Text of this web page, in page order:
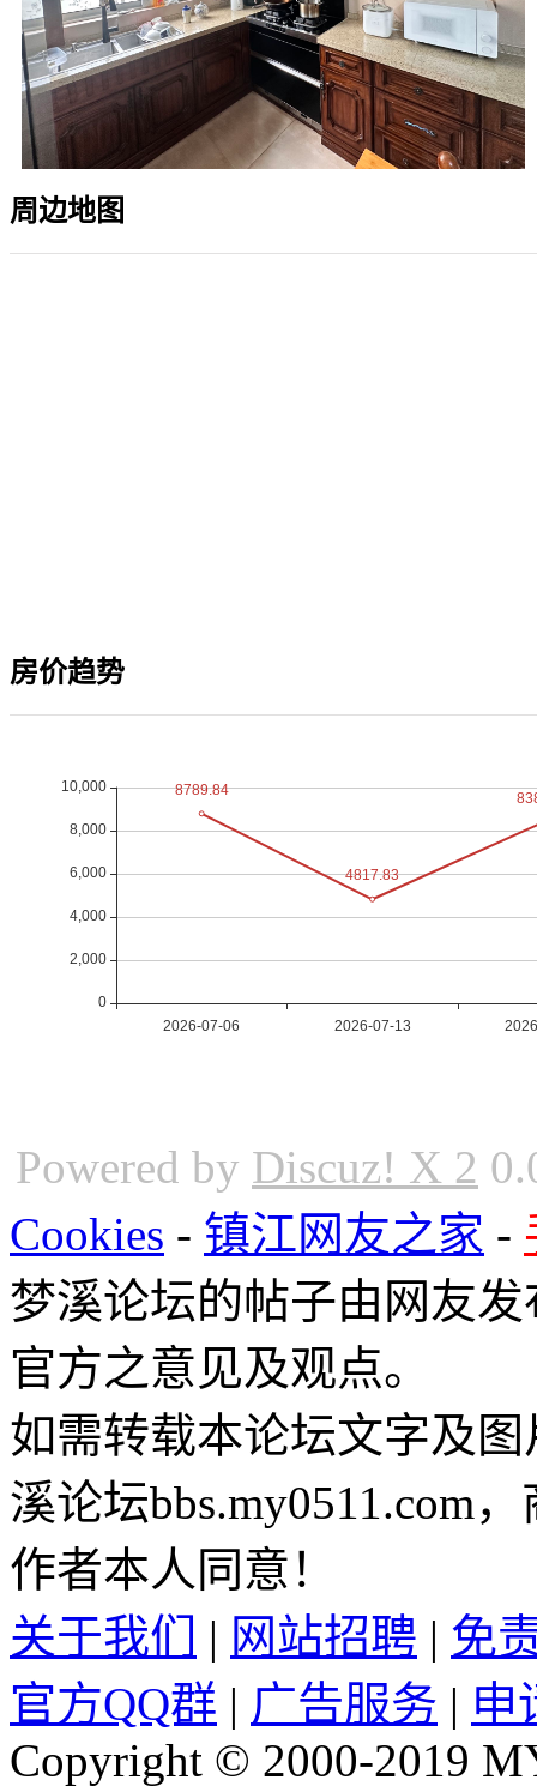
周边地图
房价趋势
Powered by Discuz! X 2
Cookies - 镇江网友之家 -
梦溪论坛的帖子由网友
官方之意见及观点。
如需转载本论坛文字及
溪论坛bbs.my0511.com
作者本人同意！
关于我们
| 网站招聘 | 免
官方QQ群 | 广告服务 | 申
Copyright © 2000-2019